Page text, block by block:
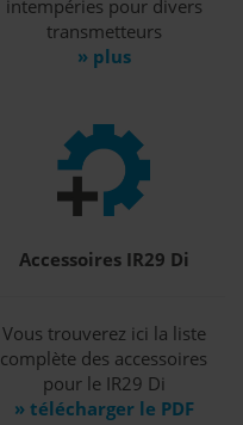
intempéries pour divers
transmetteurs
» plus
Accessoires IR29 Di
Vous trouverez ici la liste
complète des accessoires
pour le IR29 Di
» télécharger le PDF